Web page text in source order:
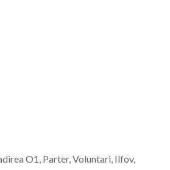
O1, Parter, Voluntari, Ilfov,